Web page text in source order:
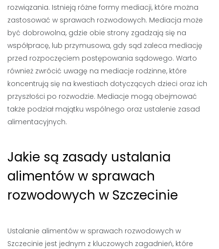
rozwiązania. Istnieją różne formy mediacji, które można
zastosować w sprawach rozwodowych. Mediacja może
być dobrowolna, gdzie obie strony zgadzają się na
współpracę, lub przymusowa, gdy sąd zaleca mediację
przed rozpoczęciem postępowania sądowego. Warto
również zwrócić uwagę na mediacje rodzinne, które
koncentrują się na kwestiach dotyczących dzieci oraz ich
przyszłości po rozwodzie. Mediacje mogą obejmować
także podział majątku wspólnego oraz ustalenie zasad
alimentacyjnych.
Jakie są zasady ustalania
alimentów w sprawach
rozwodowych w Szczecinie
Ustalanie alimentów w sprawach rozwodowych w
Szczecinie jest jednym z kluczowych zagadnień, które